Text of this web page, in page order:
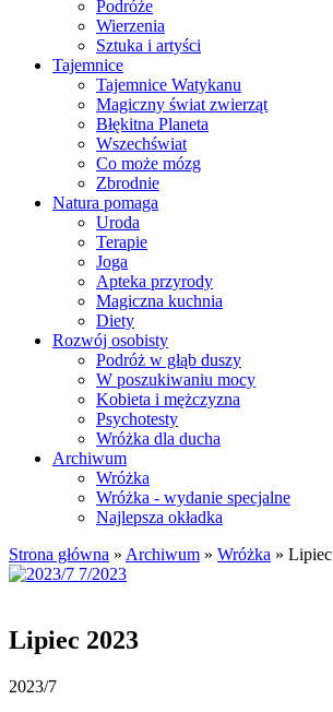
Podróże
Wierzenia
Sztuka i artyści
Tajemnice
Tajemnice Watykanu
Magiczny świat zwierząt
Błękitna Planeta
Wszechświat
Co może mózg
Zbrodnie
Natura pomaga
Uroda
Terapie
Joga
Apteka przyrody
Magiczna kuchnia
Diety
Rozwój osobisty
Podróż w głąb duszy
W poszukiwaniu mocy
Kobieta i mężczyzna
Psychotesty
Wróżka dla ducha
Archiwum
Wróżka
Wróżka - wydanie specjalne
Najlepsza okładka
Strona główna » Archiwum » Wróżka » Lipiec
Lipiec 2023
2023/7